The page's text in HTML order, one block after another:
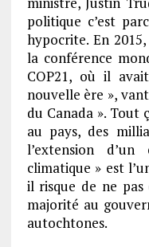
politique c’est
hypocrite. En
la conférence
COP21, où il
nouvelle ère »,
du Canada ». Tout
au pays, des
l’extension
climatique » est
il risque de ne
majorité au
autochtones.